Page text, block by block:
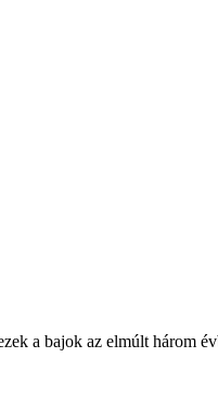
a bajok az elmúlt három